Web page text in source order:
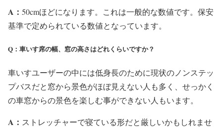
A： 50cmほどになります。これは一般的な数値です。保安
基準で定められている数値となっています。
Q：⾞いす席の幅、窓の⾼さはどれくらいですか？
車いすユーザーの中には低⾝⻑のために現状のノンステッ
プバスだと窓から景⾊がほぼ⾒えない人も多く、せっかく
の車窓からの景色を楽しむ事ができない人もいます。
A： ストレッチャーで寝ている形だと厳しいかもしれませ